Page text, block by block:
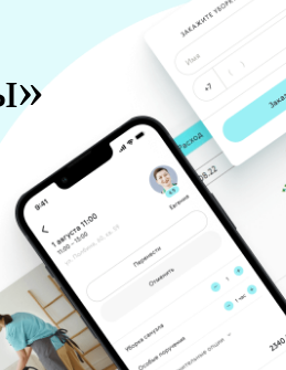
безопасности и только после
с собой: